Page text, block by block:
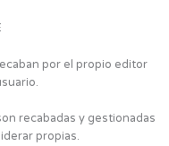
por el propio editor
recabadas y gestionadas
propias.